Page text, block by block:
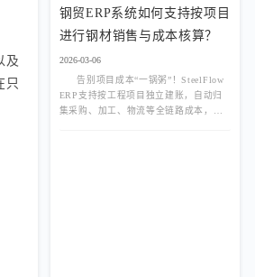
及
只
钢贸ERP系统如何支持按项目
进行钢材销售与成本核算？
2026-03-06
告别项目成本“一锅粥”！SteelFlow
ERP支持按工程项目独立建账，自动归
集采购、加工、物流等全链路成本，精